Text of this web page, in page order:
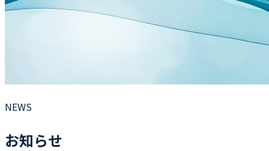
NEWS
お知らせ